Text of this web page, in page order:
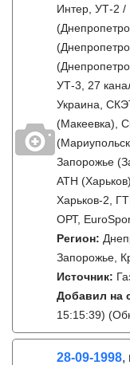
Интер, УТ-2 /
УТ-3, 27
Украина,
(Макеевка),
Запорожье
АТН
Харьков-2,
ОРТ,
Регион:
Запорожье,
Источник:
Добавил на
15:15:39)
28-09-1998,